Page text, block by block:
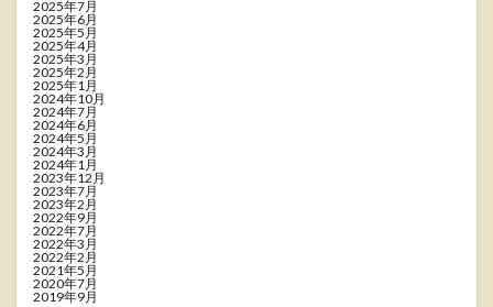
2025年7月
2025年6月
2025年5月
2025年4月
2025年3月
2025年2月
2025年1月
2024年10月
2024年7月
2024年6月
2024年5月
2024年3月
2024年1月
2023年12月
2023年7月
2023年2月
2022年9月
2022年7月
2022年3月
2022年2月
2021年5月
2020年7月
2019年9月